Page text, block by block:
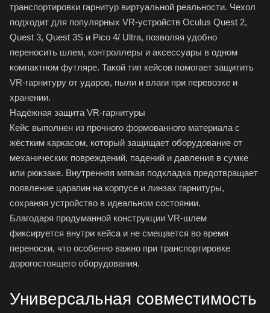
транспортировки гарнитур виртуальной реальности. Чехол
подходит для популярных VR-устройств Oculus Quest 2,
Quest 3, Quest 3S и Pico 4/ Ultra, позволяя удобно
переносить шлем, контроллеры и аксессуары в одном
компактном футляре. Такой тип кейсов помогает защитить
VR-гарнитуру от ударов, пыли и влаги при перевозке и
хранении.
Надёжная защита VR-гарнитуры
Кейс выполнен из прочного формованного материала с
жёстким каркасом, который защищает оборудование от
механических повреждений, падений и давления в сумке
или рюкзаке. Внутренняя мягкая подкладка предотвращает
появление царапин на корпусе и линзах гарнитуры,
сохраняя устройство в идеальном состоянии.
Благодаря продуманной конструкции VR-шлем
фиксируется внутри кейса и не смещается во время
переноски, что особенно важно при транспортировке
дорогостоящего оборудования.
Универсальная совместимость